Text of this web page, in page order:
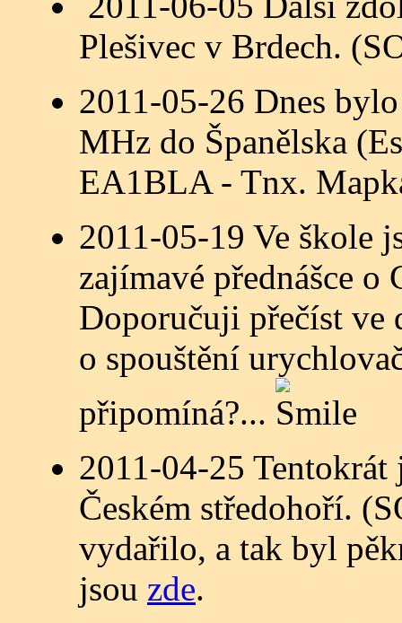
Plešivec v Brdech.
2011-05-26 Dnes
MHz do Španělska
EA1BLA - Tnx.
2011-05-19 Ve škole
zajímavé přednášce o
Doporučuji přečíst ve
o spouštění
připomíná?...
2011-04-25
Českém středohoří.
vydařilo, a tak byl
jsou zde.